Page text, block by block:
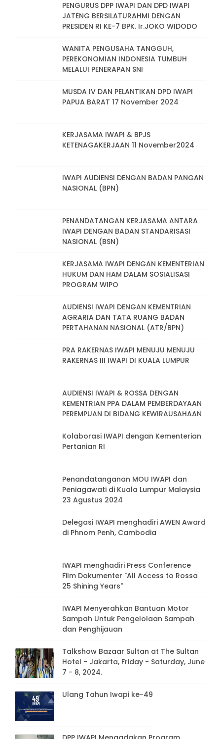
PENGURUS DPP IWAPI DAN DPD IWAPI
JATENG BERSILATURAHMI DENGAN
PRESIDEN RI KE-7 BPK. Ir.JOKO WIDODO
WANITA PENGUSAHA TANGGUH,
PEREKONOMIAN INDONESIA TUMBUH
MELALUI PENERAPAN SNI
MUSDA IV DAN PELANTIKAN DPD IWAPI
PAPUA BARAT 17 November 2024
KERJASAMA IWAPI & BPJS
KETENAGAKERJAAN 11 November2024
IWAPI AUDIENSI DENGAN BADAN PANGAN
NASIONAL (BPN)
PENANDATANGAN KERJASAMA ANTARA
IWAPI DENGAN BADAN STANDARISASI
NASIONAL (BSN)
KERJASAMA IWAPI DENGAN KEMENTERIAN
HUKUM DAN HAM DALAM SOSIALISASI
PROGRAM WIPO
AUDIENSI IWAPI DENGAN KEMENTRIAN
AGRARIA DAN TATA RUANG BADAN
PERTAHANAN NASIONAL (ATR/BPN)
PRA RAKERNAS IWAPI MENUJU MENUJU
RAKERNAS III IWAPI DI KUALA LUMPUR
AUDIENSI IWAPI & ROSSA DENGAN
KEMENTRIAN PPA DALAM PEMBERDAYAAN
PEREMPUAN DI BIDANG KEWIRAUSAHAAN
Kolaborasi IWAPI dengan Kementerian
Pertanian RI
Penandatanganan MOU IWAPI dan
Peniagawati di Kuala Lumpur Malaysia
23 Agustus 2024
Delegasi IWAPI menghadiri AWEN Award
di Phnom Penh, Cambodia
IWAPI menghadiri Press Conference
Film Dokumenter "All Access to Rossa
25 Shining Years"
IWAPI Menyerahkan Bantuan Motor
Sampah Untuk Pengelolaan Sampah
dan Penghijauan
Talkshow Bazaar Sultan at The Sultan
Hotel - Jakarta, Friday - Saturday, June
7 - 8, 2024.
Ulang Tahun Iwapi ke-49